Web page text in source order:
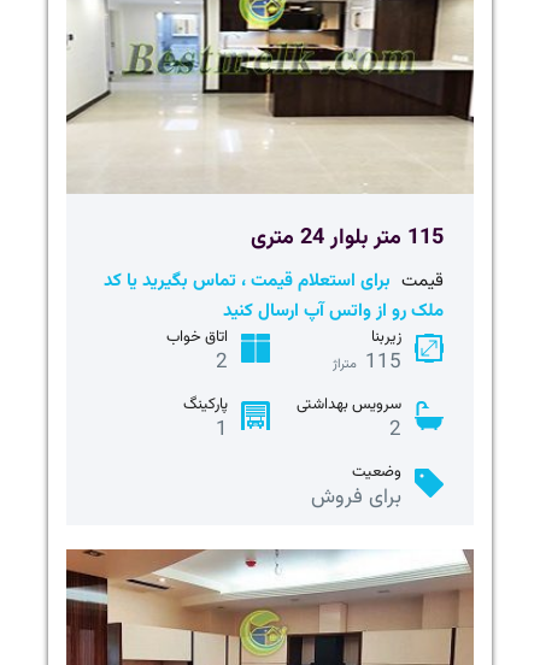
115 متر بلوار 24 متری
قیمت برای استعلام قیمت ، تماس بگیرید یا کد
ملک رو از واتس آپ ارسال کنید
زیربنا
115 متراژ
اتاق خواب
2
سرویس بهداشتی
2
پارکینگ
1
وضعیت
برای فروش